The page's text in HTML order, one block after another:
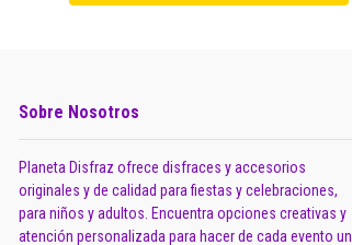
Sobre Nosotros
Planeta Disfraz ofrece disfraces y accesorios
originales y de calidad para fiestas y celebraciones,
para niños y adultos. Encuentra opciones creativas y
atención personalizada para hacer de cada evento un